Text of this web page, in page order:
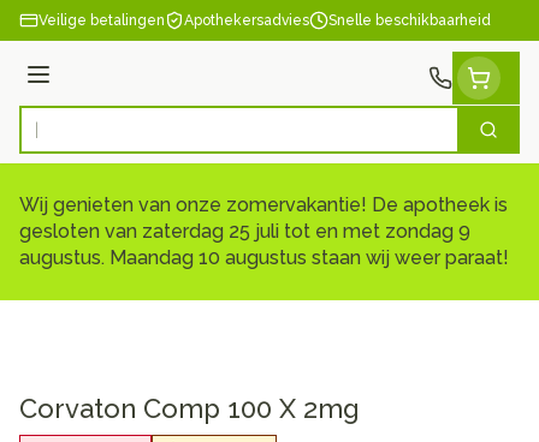
Ga naar de inhoud
Veilige betalingen Apothekersadvies Snelle beschikbaarheid
Menu
Product, merk, categorie... Zoek
Wij genieten van onze zomervakantie! De apotheek is
gesloten van zaterdag 25 juli tot en met zondag 9
augustus. Maandag 10 augustus staan wij weer paraat!
Corvaton Comp 100 X 2mg